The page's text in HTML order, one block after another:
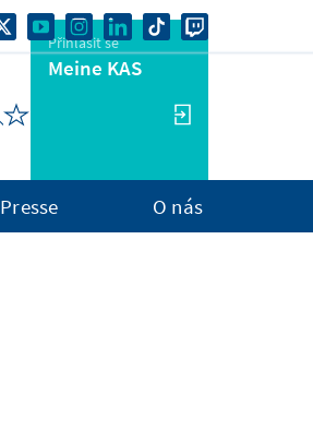
Přihlásit se
Meine KAS
Presse O nás